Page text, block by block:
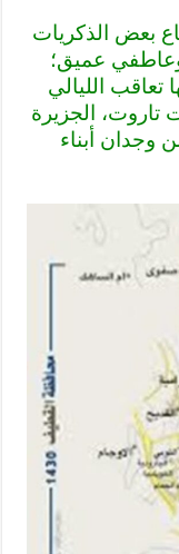
بعض الذكريات
وعاطفي عميق؛
الليالي
تاروت، الجزيرة
وجدان أبناء